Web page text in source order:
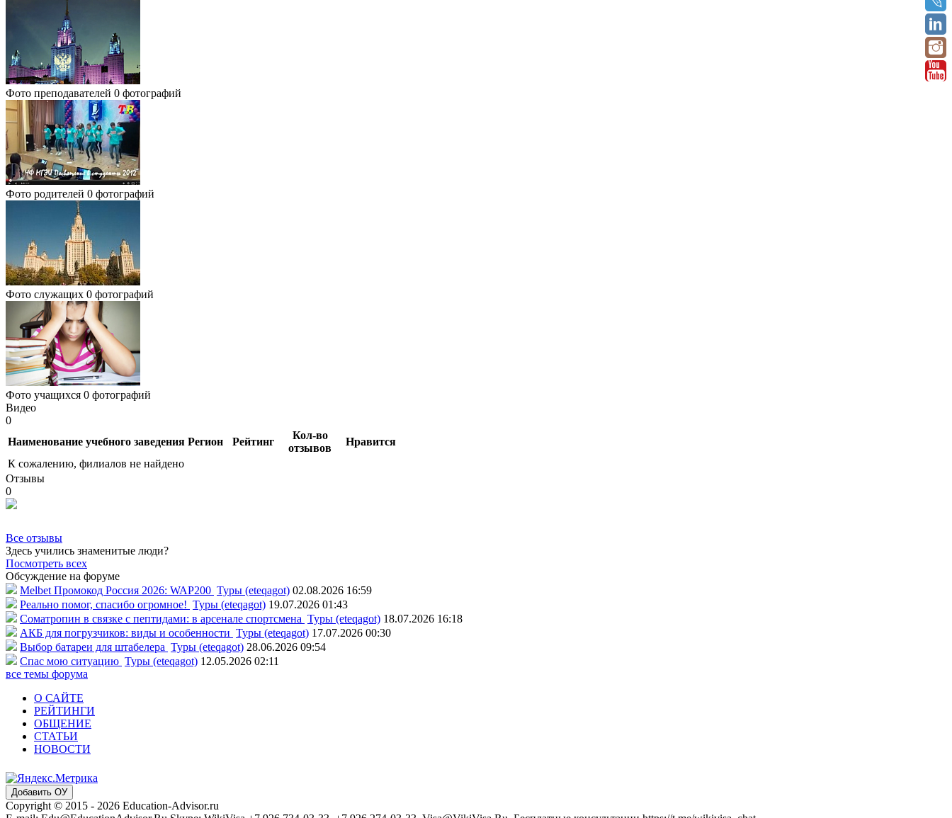
Фото преподавателей 0 фотографий
Фото родителей 0 фотографий
Фото служащих 0 фотографий
Фото учащихся 0 фотографий
Видео
0
Наименование учебного заведения Регион Рейтинг
Кол-во
отзывов
Нравится
К сожалению, филиалов не найдено
Отзывы
0
Все отзывы
Здесь учились знаменитые люди?
Посмотреть всех
Обсуждение на форуме
Melbet Промокод Россия 2026: WAP200 Туры (eteqagot) 02.08.2026 16:59
Реально помог, спасибо огромное! Туры (eteqagot) 19.07.2026 01:43
Соматропин в связке с пептидами: в арсенале спортсмена Туры (eteqagot) 18.07.2026 16:18
АКБ для погрузчиков: виды и особенности Туры (eteqagot) 17.07.2026 00:30
Выбор батареи для штабелера Туры (eteqagot) 28.06.2026 09:54
Спас мою ситуацию Туры (eteqagot) 12.05.2026 02:11
все темы форума
О САЙТЕ
РЕЙТИНГИ
ОБЩЕНИЕ
СТАТЬИ
НОВОСТИ
Добавить ОУ
Copyright © 2015 - 2026 Education-Advisor.ru